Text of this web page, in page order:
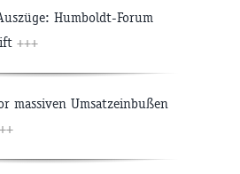
Humboldt-Forum
+++
massiven Umsatzeinbußen